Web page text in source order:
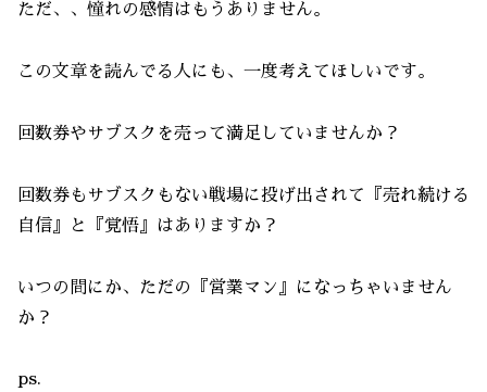
ただ、、憧れの感情はもうありません。
この文章を読んでる人にも、一度考えてほしいです。
回数券やサブスクを売って満足していませんか？
回数券もサブスクもない戦場に投げ出されて『売れ続ける
自信』と『覚悟』はありますか？
いつの間にか、ただの『営業マン』になっちゃいません
か？
ps.